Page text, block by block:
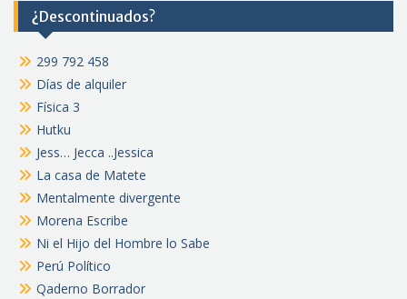
¿Descontinuados?
299 792 458
Días de alquiler
Física 3
Hutku
Jess… Jecca ..Jessica
La casa de Matete
Mentalmente divergente
Morena Escribe
Ni el Hijo del Hombre lo Sabe
Perú Político
Qaderno Borrador